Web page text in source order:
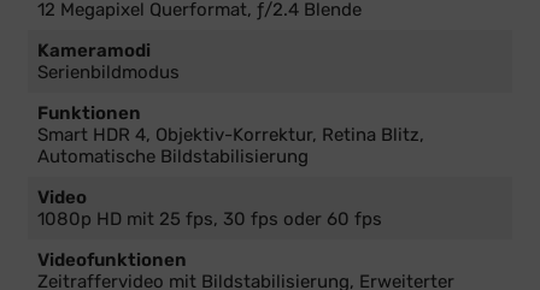
12 Megapixel Querformat, ƒ/2.4 Blende
Kameramodi
Serienbildmodus
Funktionen
Smart HDR 4, Objektiv-Korrektur, Retina Blitz,
Automatische Bildstabilisierung
Video
1080p HD mit 25 fps, 30 fps oder 60 fps
Videofunktionen
Zeitraffervideo mit Bildstabilisierung, Erweiterter